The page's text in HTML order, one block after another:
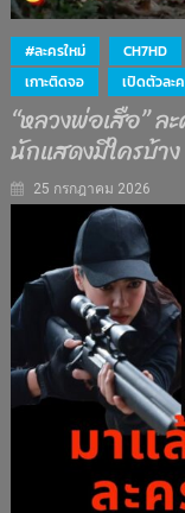
#ละครใหม่ CH7HD
เกาะติดจอ
เปิดตัวละ
“หลวงพ่อเสือ” ล
นักแสดงมีใครบ้าง
25 กรกฎาคม 2026